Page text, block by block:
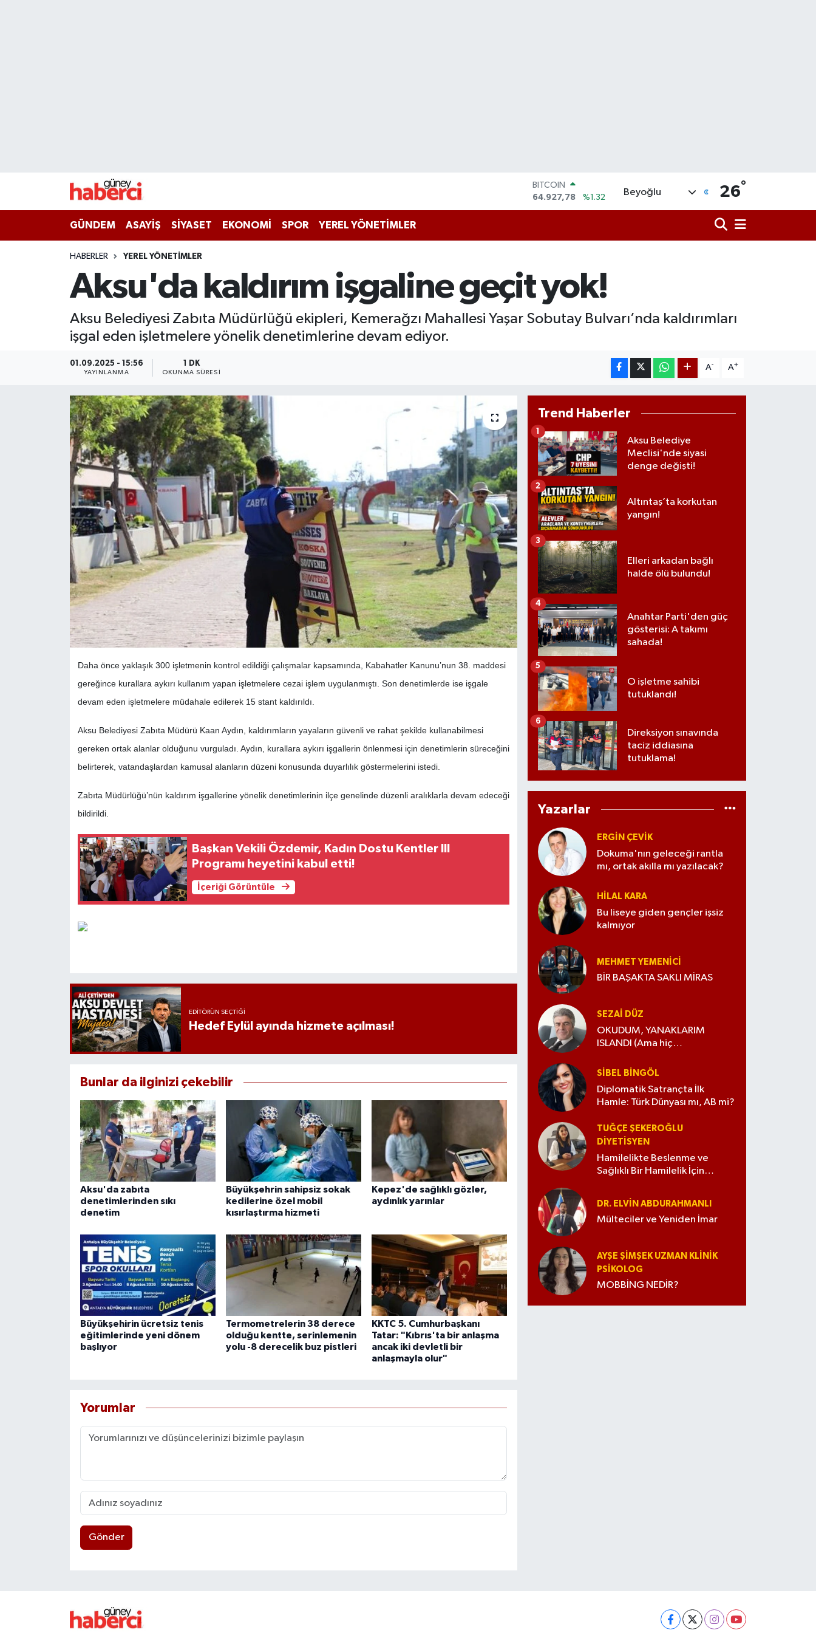
BITCOIN
64.927,78
%1.32
DOLAR
GRAM ALTIN
6508.83
%4.44
BİST100
13.703
%11
Beyoğlu 26°
GÜNDEM ASAYİŞ SİYASET EKONOMİ SPOR YEREL YÖNETİMLER
HABERLER YEREL YÖNETİMLER
Aksu'da kaldırım işgaline geçit yok!
Aksu Belediyesi Zabıta Müdürlüğü ekipleri, Kemerağzı Mahallesi Yaşar Sobutay Bulvarı’nda kaldırımları
işgal eden işletmelere yönelik denetimlerine devam ediyor.
01.09.2025 - 15:56
YAYINLANMA
1 DK
OKUNMA SÜRESI
A- A+
Daha önce yaklaşık 300 işletmenin kontrol edildiği çalışmalar kapsamında, Kabahatler Kanunu’nun 38. maddesi
gereğince kurallara aykırı kullanım yapan işletmelere cezai işlem uygulanmıştı. Son denetimlerde ise işgale
devam eden işletmelere müdahale edilerek 15 stant kaldırıldı.
Aksu Belediyesi Zabıta Müdürü Kaan Aydın, kaldırımların yayaların güvenli ve rahat şekilde kullanabilmesi
gereken ortak alanlar olduğunu vurguladı. Aydın, kurallara aykırı işgallerin önlenmesi için denetimlerin süreceğini
belirterek, vatandaşlardan kamusal alanların düzeni konusunda duyarlılık göstermelerini istedi.
Zabıta Müdürlüğü’nün kaldırım işgallerine yönelik denetimlerinin ilçe genelinde düzenli aralıklarla devam edeceği
bildirildi.
Başkan Vekili Özdemir, Kadın Dostu Kentler III
Programı heyetini kabul etti!
İçeriği Görüntüle
EDITÖRÜN SEÇTIĞI
Hedef Eylül ayında hizmete açılması!
Bunlar da ilginizi çekebilir
Aksu'da zabıta
denetimlerinden sıkı
denetim
Büyükşehrin sahipsiz sokak
kedilerine özel mobil
kısırlaştırma hizmeti
Kepez'de sağlıklı gözler,
aydınlık yarınlar
Büyükşehirin ücretsiz tenis
eğitimlerinde yeni dönem
başlıyor
Termometrelerin 38 derece
olduğu kentte, serinlemenin
yolu -8 derecelik buz pistleri
KKTC 5. Cumhurbaşkanı
Tatar: "Kıbrıs'ta bir anlaşma
ancak iki devletli bir
anlaşmayla olur"
Yorumlar
Gönder
Trend Haberler
Aksu Belediye
Meclisi'nde siyasi
denge değişti!
1
Altıntaş’ta korkutan
yangın!
2
Elleri arkadan bağlı
halde ölü bulundu!
3
Anahtar Parti'den güç
gösterisi: A takımı
sahada!
4
O işletme sahibi
tutuklandı!
5
Direksiyon sınavında
taciz iddiasına
tutuklama!
6
Yazarlar
ERGIN ÇEVİK
Dokuma'nın geleceği rantla
mı, ortak akılla mı yazılacak?
HILAL KARA
Bu liseye giden gençler işsiz
kalmıyor
MEHMET YEMENICI
BİR BAŞAKTA SAKLI MİRAS
SEZAI DÜZ
OKUDUM, YANAKLARIM
ISLANDI (Ama hiç
SIBEL BINGÖL
Diplomatik Satrançta İlk
Hamle: Türk Dünyası mı, AB mi?
TUĞÇE ŞEKEROĞLU
DIYETISYEN
Hamilelikte Beslenme ve
Sağlıklı Bir Hamilelik İçin
DR. ELVIN ABDURAHMANLI
Mülteciler ve Yeniden İmar
AYŞE ŞIMŞEK UZMAN KLINIK
PSIKOLOG
MOBBİNG NEDİR?
Haber Arşivi